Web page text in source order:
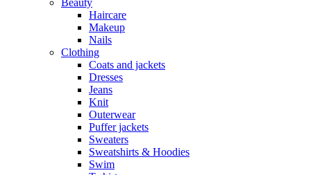
Haircare
Makeup
Nails
Clothing
Coats and jackets
Dresses
Jeans
Knit
Outerwear
Puffer jackets
Sweaters
Sweatshirts & Hoodies
Swim